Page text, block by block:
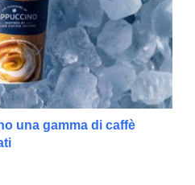
una gamma di caffè